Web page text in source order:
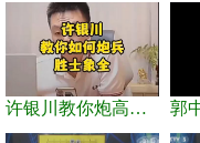
许银川教你炮高兵士象全如何赢士象全，简单四步即可